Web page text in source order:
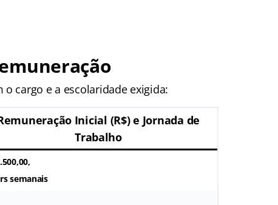
cargo e a escolaridade exigida:
Inicial (R$) e Jornada de
Trabalho
semanais